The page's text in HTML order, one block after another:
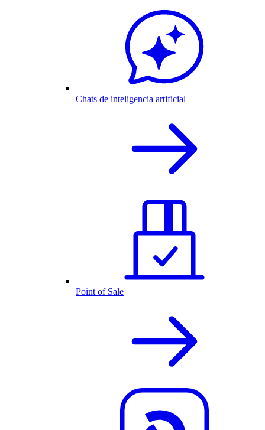
Chats de inteligencia artificial
Point of Sale